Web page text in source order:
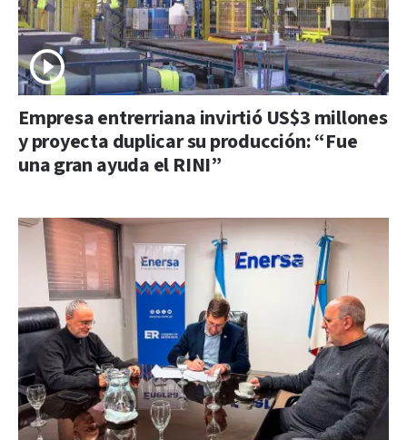
Empresa entrerriana invirtió US$3 millones
y proyecta duplicar su producción: “Fue
una gran ayuda el RINI”